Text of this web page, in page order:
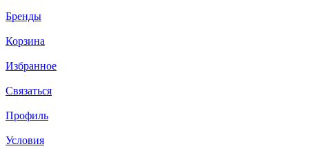
Бренды
Корзина
Избранное
Связаться
Профиль
Условия